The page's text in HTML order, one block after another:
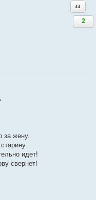
2
за жену.
идет!
свернет!